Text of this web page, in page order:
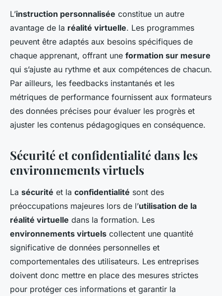
L’instruction personnalisée constitue un autre
avantage de la réalité virtuelle. Les programmes
peuvent être adaptés aux besoins spécifiques de
chaque apprenant, offrant une formation sur mesure
qui s’ajuste au rythme et aux compétences de chacun.
Par ailleurs, les feedbacks instantanés et les
métriques de performance fournissent aux formateurs
des données précises pour évaluer les progrès et
ajuster les contenus pédagogiques en conséquence.
Sécurité et confidentialité dans les
environnements virtuels
La sécurité et la confidentialité sont des
préoccupations majeures lors de l’utilisation de la
réalité virtuelle dans la formation. Les
environnements virtuels collectent une quantité
significative de données personnelles et
comportementales des utilisateurs. Les entreprises
doivent donc mettre en place des mesures strictes
pour protéger ces informations et garantir la